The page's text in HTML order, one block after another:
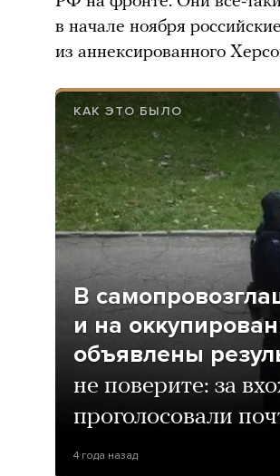
в начале ноября
из аннексированного
КАК ЭТО БЫЛО
В
и на
объявлены
не поверите: за
проголосовали
4 года назад